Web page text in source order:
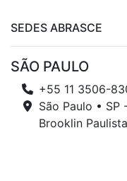
SEDES ABRASCE
SÃO PAULO
+55 11 3506-
São Paulo • SP
Brooklin